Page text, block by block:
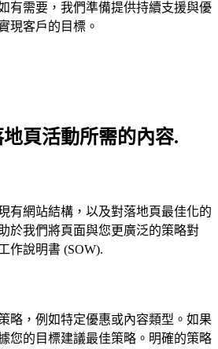
有需要，我們準備提供持續支援與優
現客戶的目標。
頁活動所需的內容.
有網站結構，以及對落地頁最佳化的
於我們將頁面與您更廣泛的策略對
作說明書 (SOW).
略，例如特定優惠或內容類型。如果
您的目標建議最佳策略。明確的策略